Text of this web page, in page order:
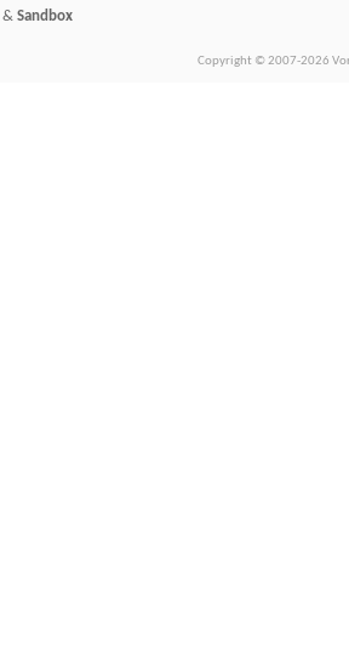
& Sandbox
Copyright © 2007-2026